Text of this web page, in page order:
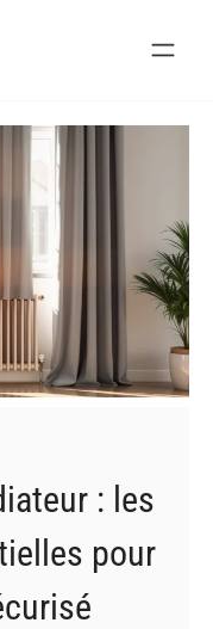
: les
pour